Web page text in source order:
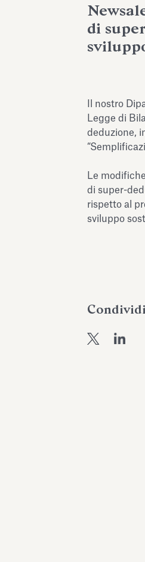
di
Il nostro
Legge di
deduzione,
Le
di super-
rispetto al
sviluppo
Condividi